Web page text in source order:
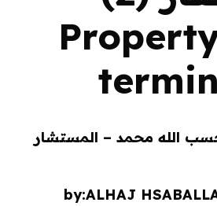
الله محمد – المستشار
by:ALHAJ